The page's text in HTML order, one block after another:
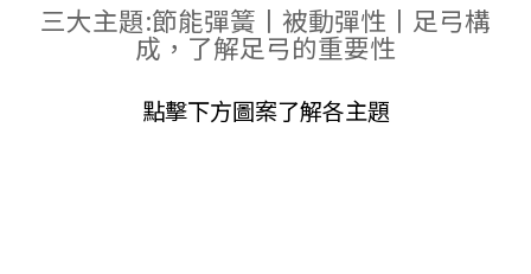
三大主題:節能彈簧丨被動彈性丨足弓構
成，了解足弓的重要性
點擊下方圖案了解各主題